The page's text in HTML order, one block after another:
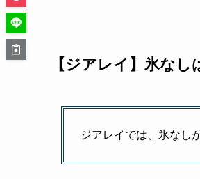
【ジアレイ】氷なし
ジアレイでは、氷なし